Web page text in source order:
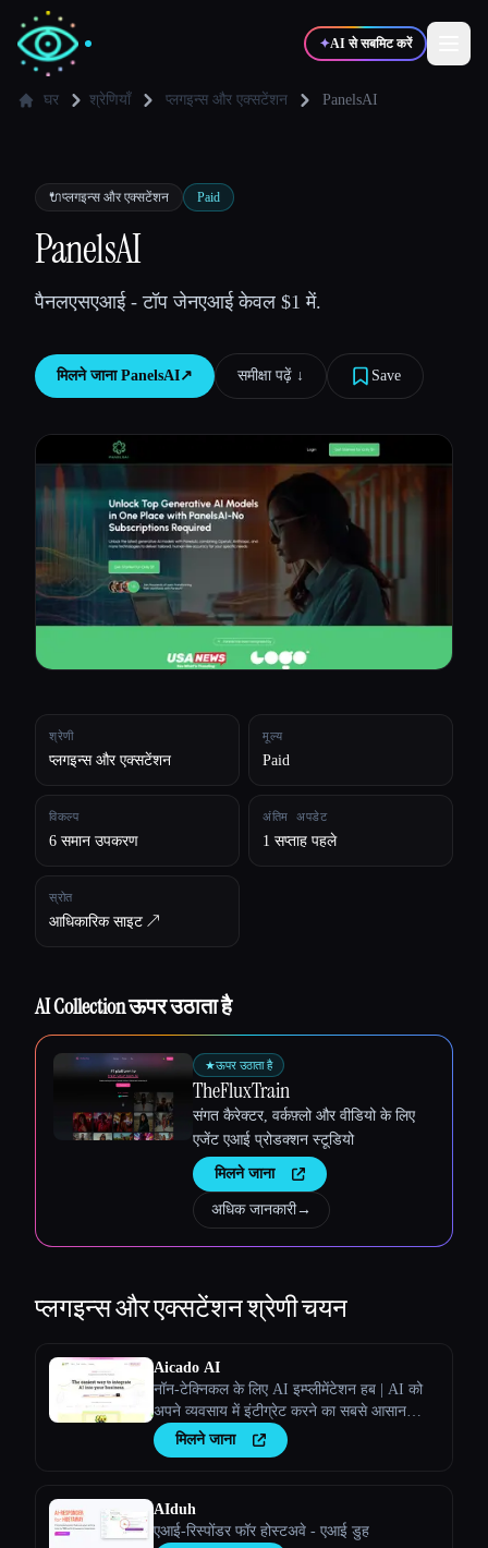
✦AI से सबमिट करें
💻 डेवलपर्स
🎓विद्यार्थी 🎬क्रिएटर्स
टूल्स की तुलना करें
सभी श्रेणियाँ
हमारे बारे में
घर श्रेणियाँ प्लगइन्स और एक्सटेंशन PanelsAI
🔌प्लगइन्स और एक्सटेंशन Paid
PanelsAI
पैनलएसएआई - टॉप जेनएआई केवल $1 में.
मिलने जाना PanelsAI↗︎ समीक्षा पढ़ें ↓︎ Save
श्रेणी
प्लगइन्स और एक्सटेंशन
मूल्य
Paid
विकल्प
6 समान उपकरण
अंतिम अपडेट
1 सप्ताह पहले
स्रोत
आधिकारिक साइट ↗︎
AI Collection ऊपर उठाता है
★ऊपर उठाता है
TheFluxTrain
संगत कैरेक्टर, वर्कफ़्लो और वीडियो के लिए
एजेंट एआई प्रोडक्शन स्टूडियो
मिलने जाना
अधिक जानकारी→
प्लगइन्स और एक्सटेंशनश्रेणी चयन
Aicado AI
नॉन-टेक्निकल के लिए AI इम्प्लीमेंटेशन हब | AI को
अपने व्यवसाय में इंटीग्रेट करने का सबसे आसान
तरीकामिलने जाना
AIduh
एआई-रिस्पोंडर फॉर होस्टअवे - एआई डुह